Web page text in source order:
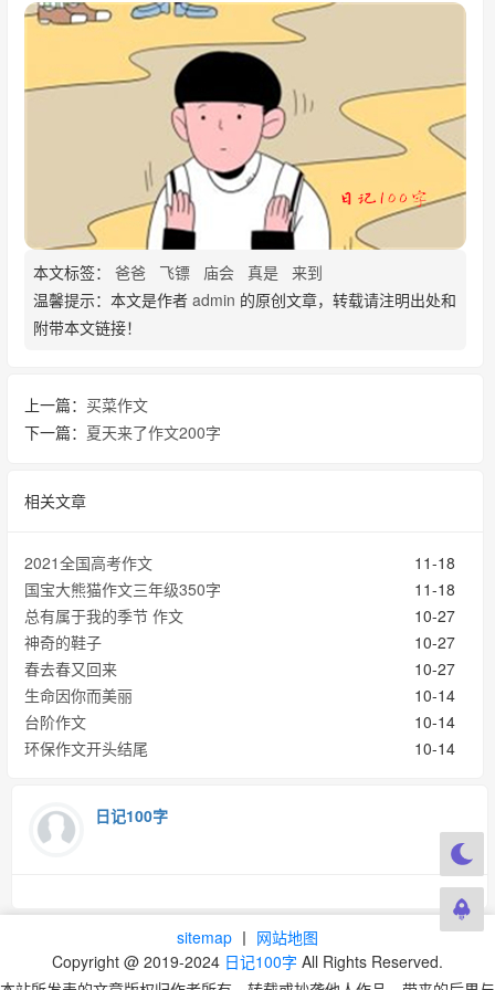
本文标签： 爸爸 飞镖 庙会 真是 来到
温馨提示：本文是作者 admin 的原创文章，转载请注明出处和
附带本文链接！
上一篇： 买菜作文
下一篇： 夏天来了作文200字
相关文章
11-18
2021全国高考作文
11-18
国宝大熊猫作文三年级350字
10-27
总有属于我的季节 作文
10-27
神奇的鞋子
10-27
春去春又回来
10-14
生命因你而美丽
10-14
台阶作文
10-14
环保作文开头结尾
日记100字
sitemap 丨 网站地图
Copyright @ 2019-2024 日记100字 All Rights Reserved.